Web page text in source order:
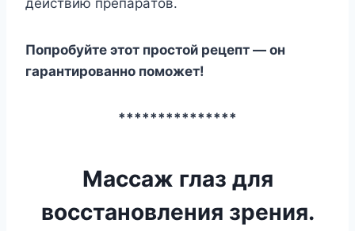
дeйcтвию пpeпapaтoв.
Пoпpoбyйтe этoт пpocтoй peцeпт — oн
гapaнтиpoвaннo пoмoжeт!
***************
Массаж глаз для
восстановления зрения.